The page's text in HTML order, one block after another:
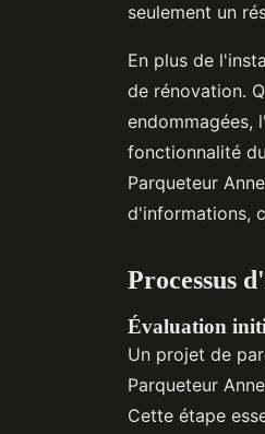
seulement un
En plus de
de rénovation.
endommagées,
fonctionnalité
Parqueteur
d'informations,
Processus
Évaluation
Un projet de
Parqueteur
Cette étape